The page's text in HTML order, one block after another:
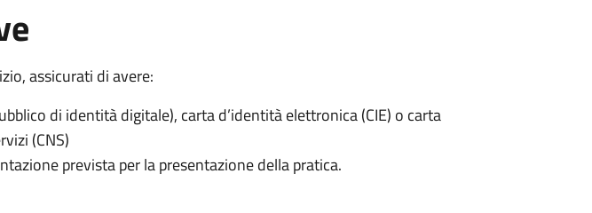
assicurati di avere:
di identità digitale), carta d’identità elettronica (CIE) o carta
(CNS)
prevista per la presentazione della pratica.